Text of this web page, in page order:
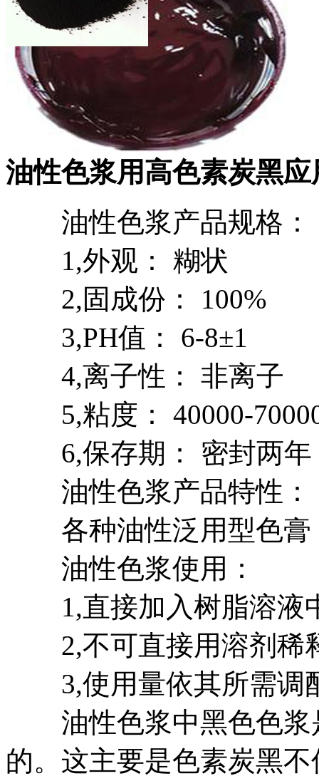
油性色浆用高色素炭黑
油性色浆产品规格：
1,外观： 糊状
2,固成份： 100%
3,PH值： 6-8±1
4,离子性： 非离子
5,粘度： 40000-
6,保存期： 密封两年
油性色浆产品特性：
各种油性泛用型色膏
油性色浆使用：
1,直接加入树脂溶液
2,不可直接用溶剂稀
3,使用量依其所需调
油性色浆中黑色色浆
的。这主要是色素炭黑